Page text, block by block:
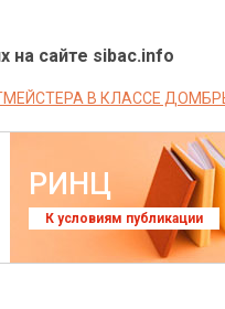
на сайте sibac.info
В КЛАССЕ
РИНЦ
К условиям публикации